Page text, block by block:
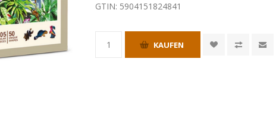
GTIN: 5904151824841
KAUFEN